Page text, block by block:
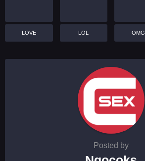
LOVE LOL OMG
Posted by